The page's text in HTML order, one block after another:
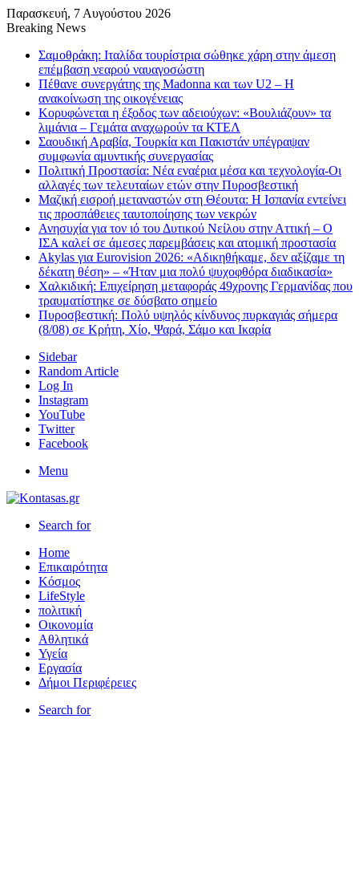
Παρασκευή, 7 Αυγούστου 2026
Breaking News
Σαμοθράκη: Ιταλίδα τουρίστρια σώθηκε χάρη στην άμεση
επέμβαση νεαρού ναυαγοσώστη
Πέθανε συνεργάτης της Madonna και των U2 – Η
ανακοίνωση της οικογένειας
Κορυφώνεται η έξοδος των αδειούχων: «Βουλιάζουν» τα
λιμάνια – Γεμάτα αναχωρούν τα ΚΤΕΛ
Σαουδική Αραβία, Τουρκία και Πακιστάν υπέγραψαν
συμφωνία αμυντικής συνεργασίας
Πολιτική Προστασία: Νέα εναέρια μέσα και τεχνολογία-Οι
αλλαγές των τελευταίων ετών στην Πυροσβεστική
Μαζική εισροή μεταναστών στη Θέουτα: Η Ισπανία εντείνει
τις προσπάθειες ταυτοποίησης των νεκρών
Ανησυχία για τον ιό του Δυτικού Νείλου στην Αττική – Ο
ΙΣΑ καλεί σε άμεσες παρεμβάσεις και ατομική προστασία
Akylas για Eurovision 2026: «Aδικηθήκαμε, δεν αξίζαμε τη
δέκατη θέση» – «Ήταν μια πολύ ψυχοφθόρα διαδικασία»
Χαλκιδική: Επιχείρηση μεταφοράς 49χρονης Γερμανίδας που
τραυματίστηκε σε δύσβατο σημείο
Πυροσβεστική: Πολύ υψηλός κίνδυνος πυρκαγιάς σήμερα
(8/08) σε Κρήτη, Χίο, Ψαρά, Σάμο και Ικαρία
Sidebar
Random Article
Log In
Instagram
YouTube
Twitter
Facebook
Menu
Search for
Home
Επικαιρότητα
Κόσμος
LifeStyle
πολιτική
Οικονομία
Αθλητικά
Υγεία
Εργασία
Δήμοι Περιφέρειες
Search for